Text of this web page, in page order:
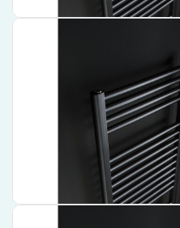
Instamat Rondo Lux
Stijlvolle uitstraling met een
Klein formaat, ideaal voor
Hoogwaardige kwaliteit van een
Bekijk